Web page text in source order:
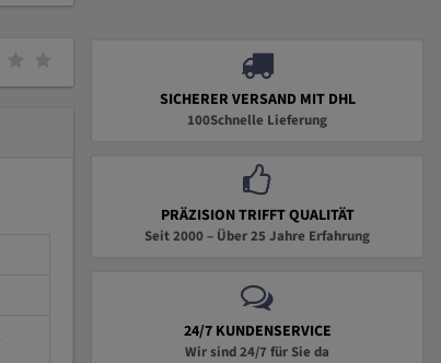
SICHERER VERSAND MIT DHL
100Schnelle Lieferung
PRÄZISION TRIFFT QUALITÄT
Seit 2000 – Über 25 Jahre Erfahrung
24/7 KUNDENSERVICE
Wir sind 24/7 für Sie da